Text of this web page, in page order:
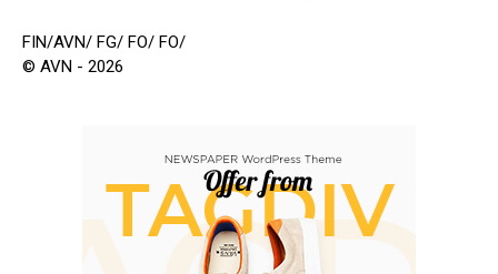
FIN/AVN/ FG/ FO/ FO/
© AVN - 2026